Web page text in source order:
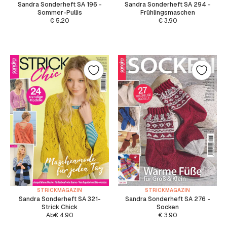
Sandra Sonderheft SA 196 -
Sommer-Pullis
€ 5.20
Sandra Sonderheft SA 294 -
Frühlingsmaschen
€3.90
STRICKMAGAZIN
Sandra Sonderheft SA 321-
Strick Chick
Ab€4.90
STRICKMAGAZIN
Sandra Sonderheft SA 276 -
Socken
€3.90